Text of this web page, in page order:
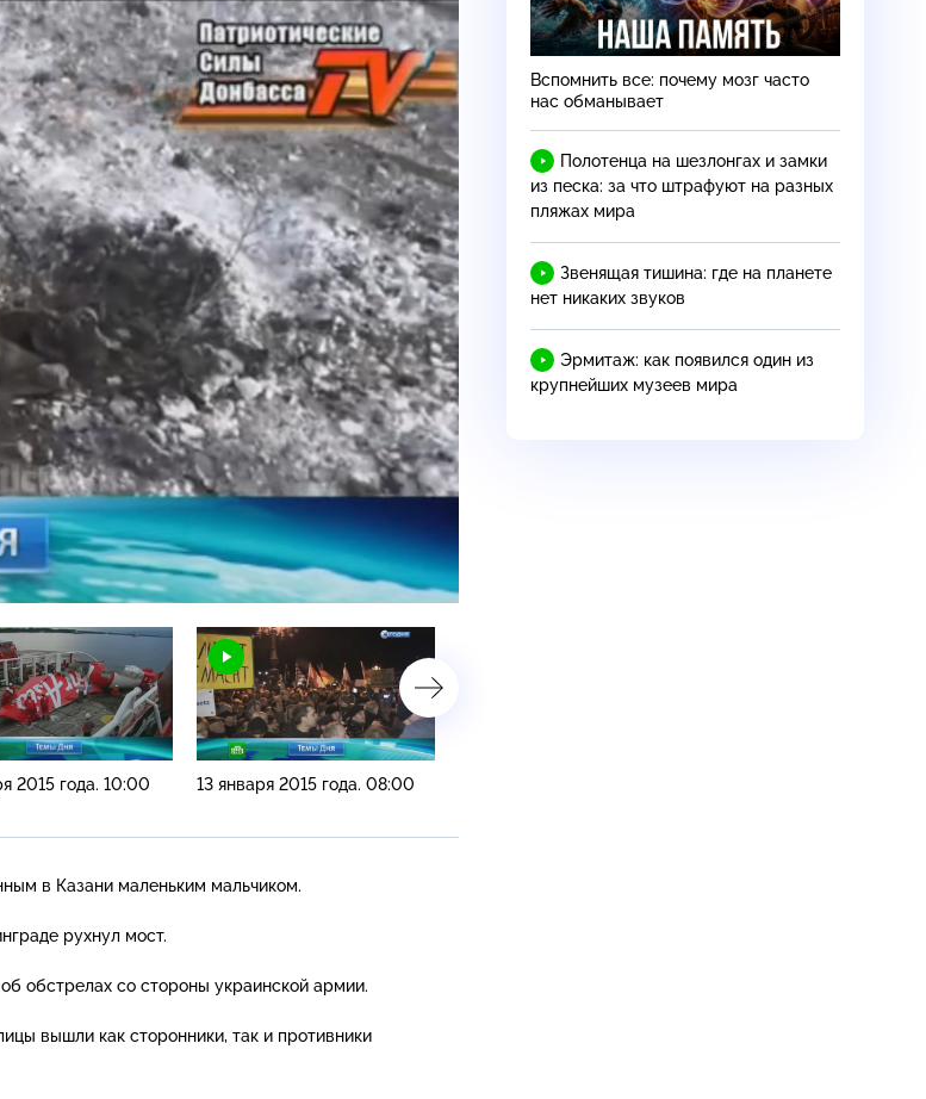
Настройки
2015 года. 10:00 13 января 2015 года. 08:00
в Казани маленьким мальчиком.
рухнул мост.
обстрелах со стороны украинской армии.
вышли как сторонники, так и противники
Вспомнить все: почему мозг часто
нас обманывает
Полотенца на шезлонгах и замки
из песка: за что штрафуют на разных
пляжах мира
Звенящая тишина: где на планете
нет никаких звуков
Эрмитаж: как появился один из
крупнейших музеев мира